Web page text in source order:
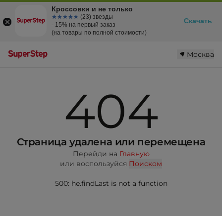
Москва
404
Страница удалена или перемещена
Перейди на Главную
или воспользуйся Поиском
500: he.findLast is not a function
Кроссовки и не только
☆☆☆☆☆
★★★★★ (23) звезды
- 15% на первый заказ
(на товары по полной стоимости)
Скачать